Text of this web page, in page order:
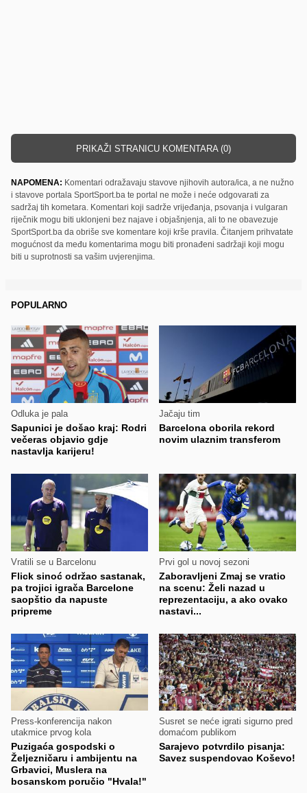
PRIKAŽI STRANICU KOMENTARA (0)
NAPOMENA: Komentari odražavaju stavove njihovih autora/ica, a ne nužno
i stavove portala SportSport.ba te portal ne može i neće odgovarati za
sadržaj tih kometara. Komentari koji sadrže vrijeđanja, psovanja i vulgaran
riječnik mogu biti uklonjeni bez najave i objašnjenja, ali to ne obavezuje
SportSport.ba da obriše sve komentare koji krše pravila. Čitanjem prihvatate
mogućnost da među komentarima mogu biti pronađeni sadržaji koji mogu
biti u suprotnosti sa vašim uvjerenjima.
POPULARNO
Odluka je pala
Sapunici je došao kraj: Rodri
večeras objavio gdje
nastavlja karijeru!
Jačaju tim
Barcelona oborila rekord
novim ulaznim transferom
Vratili se u Barcelonu
Flick sinoć održao sastanak,
pa trojici igrača Barcelone
saopštio da napuste
pripreme
Prvi gol u novoj sezoni
Zaboravljeni Zmaj se vratio
na scenu: Želi nazad u
reprezentaciju, a ako ovako
nastavi...
Press-konferencija nakon
utakmice prvog kola
Puzigaća gospodski o
Željezničaru i ambijentu na
Grbavici, Muslera na
bosanskom poručio "Hvala!"
Susret se neće igrati sigurno pred
domaćom publikom
Sarajevo potvrdilo pisanja:
Savez suspendovao Koševo!